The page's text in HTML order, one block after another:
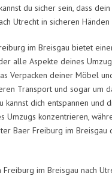
du sicher sein, dass
Utrecht in sicheren Händen
im Breisgau bietet
alle Aspekte deines
Verpacken deiner Möbel
Transport und sogar um
kannst dich entspannen und
Umzugs konzentrieren,
Baer Freiburg im Breisgau
im Breisgau nach